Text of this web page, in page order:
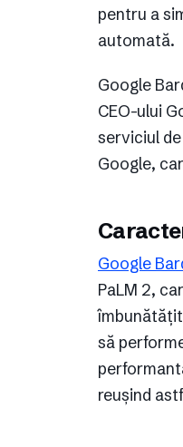
pentru a
automată.
Google
CEO-ului
serviciul
Google,
Google
PaLM 2,
să
reușind